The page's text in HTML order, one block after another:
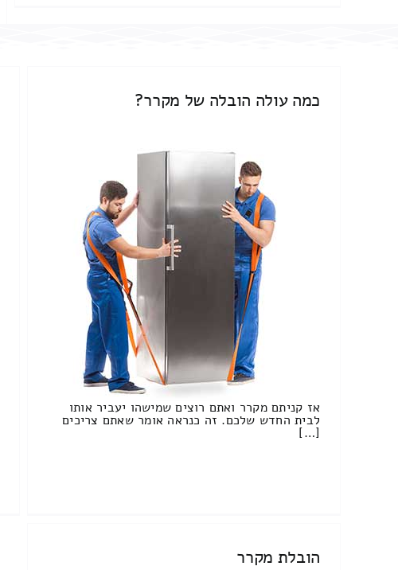
כמה עולה הובלה של מקרר?
אז קניתם מקרר ואתם רוצים שמישהו יעביר אותו
לבית החדש שלכם. זה כנראה אומר שאתם צריכים
[…]
הובלת מקרר